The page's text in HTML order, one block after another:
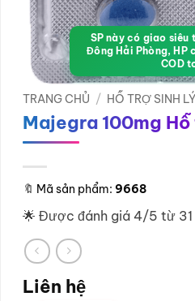
SP này có giao siêu
Đông Hải Phòng, HP
COD
TRANG CHỦ / HỖ TRỢ SINH LÝ
Majegra 100mg
🔖 Mã sản phẩm: 9668
🌟 Được đánh giá 4/5 từ 31
Liên hệ